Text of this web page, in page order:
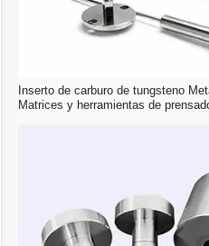
Inserto de carburo de tungsteno
Matrices y herramientas de